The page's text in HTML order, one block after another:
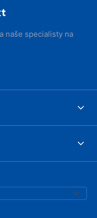
naše specialisty na